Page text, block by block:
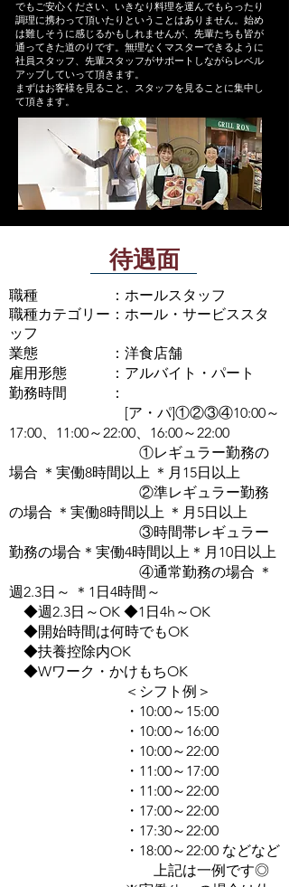
でもご安心ください、いきなり料理を運んでもらったり
調理に携わって頂いたりということはありません。始め
は難しそうに感じるかもしれませんが、先輩たちも皆が
通ってきた道のりです。無理なくマスターできるように
社員スタッフ、先輩スタッフがサポートしながらレベル
アップしていって頂きます。
まずはお客様を見ること、スタッフを見ることに集中し
て頂きます。
待遇面
職種 ：ホールスタッフ
職種カテゴリー：ホール・サービススタ
ッフ
業態 ：洋食店舗
雇用形態 ：アルバイト・パート
勤務時間 ：
[ア・パ]①②③④10:00～
17:00、11:00～22:00、16:00～22:00
①レギュラー勤務の
場合 ＊実働8時間以上 ＊月15日以上
②準レギュラー勤務
の場合 ＊実働8時間以上 ＊月5日以上
③時間帯レギュラー
勤務の場合＊実働4時間以上＊月10日以上
④通常勤務の場合 ＊
週2.3日～ ＊1日4時間～
◆週2.3日～OK ◆1日4h～OK
◆開始時間は何時でもOK
◆扶養控除内OK
◆Wワーク・かけもちOK
＜シフト例＞
・10:00～15:00
・10:00～16:00
・10:00～22:00
・11:00～17:00
・11:00～22:00
・17:00～22:00
・17:30～22:00
・18:00～22:00 などなど
上記は一例です◎